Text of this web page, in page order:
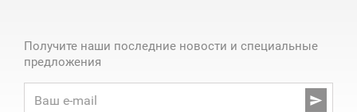
Получите наши последние новости и специальные
предложения
